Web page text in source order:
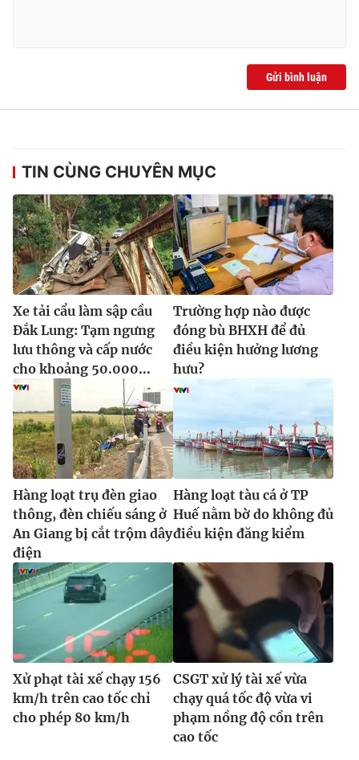
® Cấm sao chép dưới mọi hình thức nếu không có sự chấp
thuận bằng văn bản. Ghi rõ nguồn VTV.vn khi phát hành lại
thông tin từ website này.
Gửi bình luận
TIN CÙNG CHUYÊN MỤC
Xe tải cẩu làm sập cầu
Đắk Lung: Tạm ngưng
lưu thông và cấp nước
cho khoảng 50.000...
Trường hợp nào được
đóng bù BHXH để đủ
điều kiện hưởng lương
hưu?
Hàng loạt trụ đèn giao
thông, đèn chiếu sáng ở
An Giang bị cắt trộm dây
điện
Hàng loạt tàu cá ở TP
Huế nằm bờ do không đủ
điều kiện đăng kiểm
Xử phạt tài xế chạy 156
km/h trên cao tốc chỉ
cho phép 80 km/h
CSGT xử lý tài xế vừa
chạy quá tốc độ vừa vi
phạm nồng độ cồn trên
cao tốc